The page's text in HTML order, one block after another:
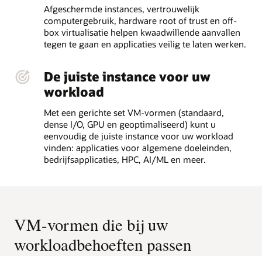
Afgeschermde instances, vertrouwelijk
computergebruik, hardware root of trust en off-
box virtualisatie helpen kwaadwillende aanvallen
tegen te gaan en applicaties veilig te laten werken.
De juiste instance voor uw
workload
Met een gerichte set VM-vormen (standaard,
dense I/O, GPU en geoptimaliseerd) kunt u
eenvoudig de juiste instance voor uw workload
vinden: applicaties voor algemene doeleinden,
bedrijfsapplicaties, HPC, AI/ML en meer.
VM-vormen die bij uw
workloadbehoeften passen